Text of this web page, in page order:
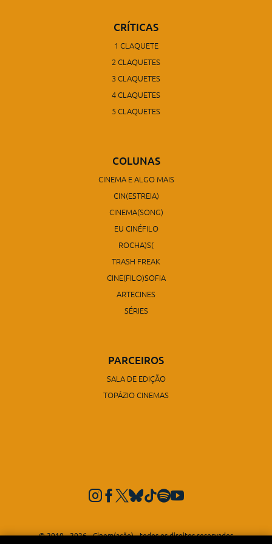
CRÍTICAS
1 CLAQUETE
2 CLAQUETES
3 CLAQUETES
4 CLAQUETES
5 CLAQUETES
COLUNAS
CINEMA E ALGO MAIS
CIN(ESTREIA)
CINEMA(SONG)
EU CINÉFILO
ROCHA)S(
TRASH FREAK
CINE(FILO)SOFIA
ARTECINES
SÉRIES
PARCEIROS
SALA DE EDIÇÃO
TOPÁZIO CINEMAS
© 2010 - 2026 - Cinem(ação) - todos os direitos reservados